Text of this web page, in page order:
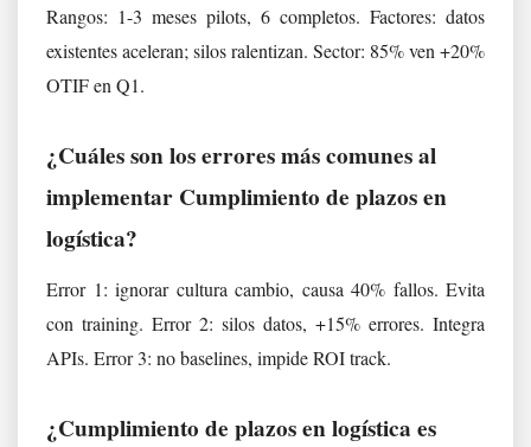
Rangos: 1-3 meses pilots, 6 completos. Factores: datos
existentes aceleran; silos ralentizan. Sector: 85% ven +20%
OTIF en Q1.
¿Cuáles son los errores más comunes al
implementar Cumplimiento de plazos en
logística?
Error 1: ignorar cultura cambio, causa 40% fallos. Evita
con training. Error 2: silos datos, +15% errores. Integra
APIs. Error 3: no baselines, impide ROI track.
¿Cumplimiento de plazos en logística es